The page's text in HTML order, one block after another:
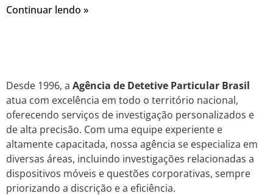
Continuar lendo »
Desde 1996, a Agência de Detetive Particular Brasil
atua com excelência em todo o território nacional,
oferecendo serviços de investigação personalizados e
de alta precisão. Com uma equipe experiente e
altamente capacitada, nossa agência se especializa em
diversas áreas, incluindo investigações relacionadas a
dispositivos móveis e questões corporativas, sempre
priorizando a discrição e a eficiência.